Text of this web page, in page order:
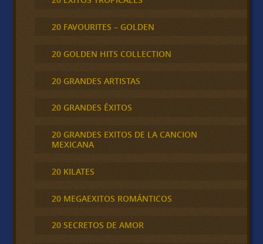
20 FAVOURITES – GOLDEN
20 GOLDEN HITS COLLECTION
20 GRANDES ARTISTAS
20 GRANDES ÉXITOS
20 GRANDES EXITOS DE LA CANCION
MEXICANA
20 KILATES
20 MEGAEXITOS ROMÁNTICOS
20 SECRETOS DE AMOR